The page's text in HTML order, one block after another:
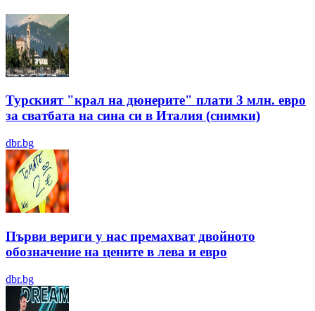
Турският "крал на дюнерите" плати 3 млн. евро
за сватбата на сина си в Италия (снимки)
dbr.bg
Първи вериги у нас премахват двойното
обозначение на цените в лева и евро
dbr.bg